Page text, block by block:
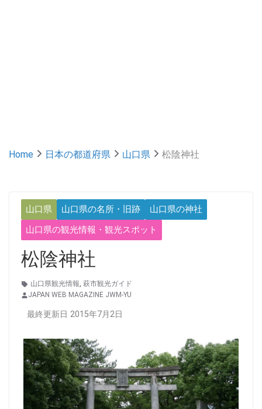
Home 日本の都道府県 山口県 松陰神社
山口県 山口県の名所・旧跡
山口県の神社
山口県の観光情報・観光スポット
松陰神社
山口県観光情報, 萩市観光ガイド
JAPAN WEB MAGAZINE JWM-YU
最終更新日 2015年7月2日